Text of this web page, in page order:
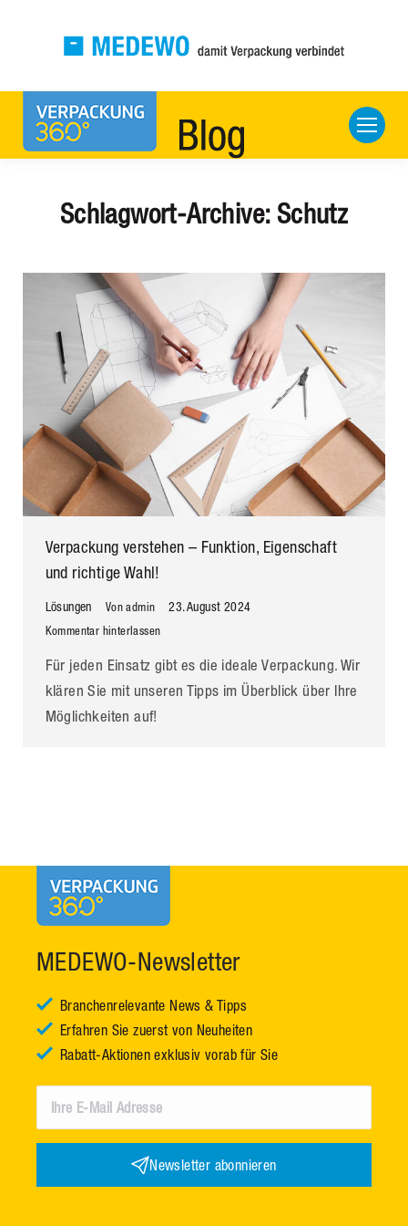
Schlagwort-Archive: Schutz
Verpackung verstehen – Funktion, Eigenschaft
und richtige Wahl!
Lösungen Vonadmin 23. August 2024
Kommentar hinterlassen
Für jeden Einsatz gibt es die ideale Verpackung. Wir
klären Sie mit unseren Tipps im Überblick über Ihre
Möglichkeiten auf!
MEDEWO-Newsletter
Branchenrelevante News & Tipps
Erfahren Sie zuerst von Neuheiten
Rabatt-Aktionen exklusiv vorab für Sie
Newsletter abonnieren